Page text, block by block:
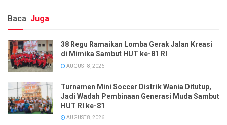
Baca Juga
38 Regu Ramaikan Lomba Gerak Jalan Kreasi
di Mimika Sambut HUT ke-81 RI
AUGUST 8, 2026
Turnamen Mini Soccer Distrik Wania Ditutup,
Jadi Wadah Pembinaan Generasi Muda Sambut
HUT RI ke-81
AUGUST 8, 2026